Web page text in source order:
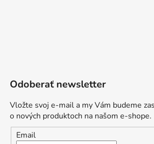
Odoberať newsletter
Vložte svoj e-mail a my Vám budeme
o nových produktoch na našom e-shope.
Email